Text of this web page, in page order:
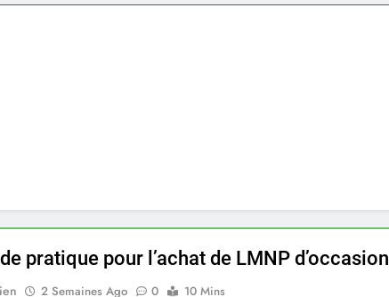
pratique pour l’achat de LMNP d’occasion
2 Semaines Ago 0
10 Mins